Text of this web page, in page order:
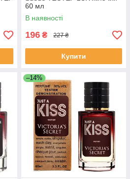
60 мл
В наявності
196 ₴ 227 ₴
Купити
–14%